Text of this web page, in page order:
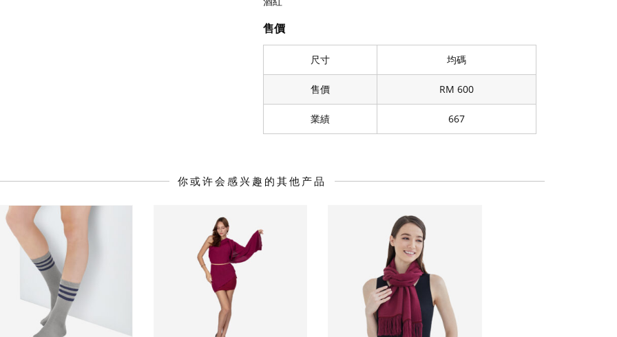
售價
尺寸 均碼
售價 RM 600
業績 667
你或许会感兴趣的其他产品